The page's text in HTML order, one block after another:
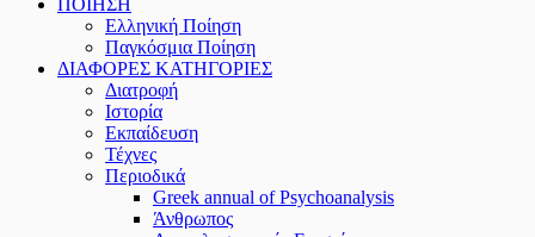
ΠΟΙΗΣΗ
Ελληνική Ποίηση
Παγκόσμια Ποίηση
ΔΙΑΦΟΡΕΣ ΚΑΤΗΓΟΡΙΕΣ
Διατροφή
Ιστορία
Εκπαίδευση
Τέχνες
Περιοδικά
Greek annual of Psychoanalysis
Άνθρωπος